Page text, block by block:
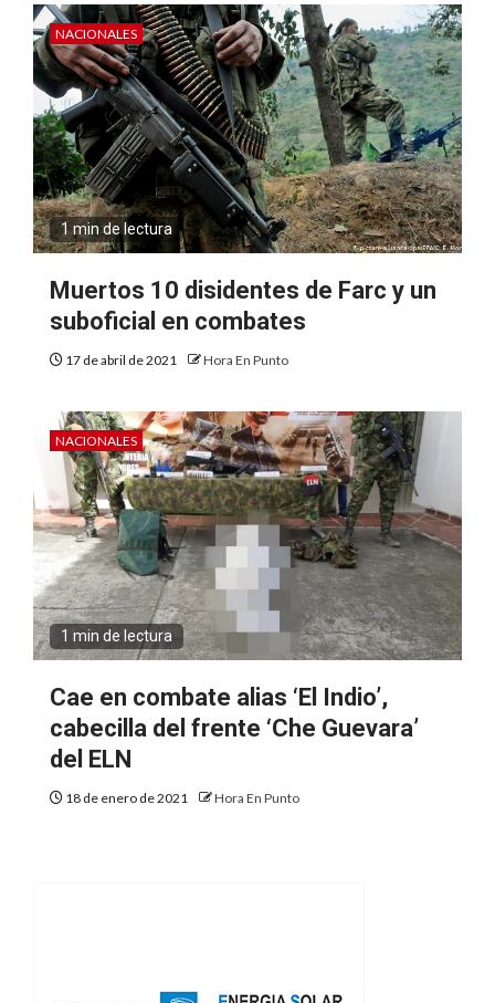
NACIONALES
1 min de lectura
Muertos 10 disidentes de Farc y un
suboficial en combates
17 de abril de 2021 Hora En Punto
NACIONALES
1 min de lectura
Cae en combate alias ‘El Indio’,
cabecilla del frente ‘Che Guevara’
del ELN
18 de enero de 2021 Hora En Punto